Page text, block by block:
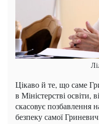
Цікаво й те, що саме
в Міністерстві освіти,
скасовує позбавлення
безпеку самої